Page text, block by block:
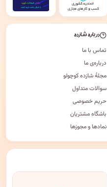
درباره شازده
تماس با ما
درباره‌ی ما
مجلهٔ شازده کوچولو
سوالات متداول
حریم خصوصی
باشگاه مشتریان
نمادها و مجوزها